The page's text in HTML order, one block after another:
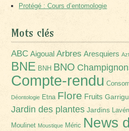
Protégé : Cours d’entomologie
Mots clés
ABC Aigoual Arbres Aresquiers
BNE BNH BNO
Compte-rendu
Déontologie Etna Flore Fruits
Jardin des plantes Jardins
Moulinet Moustique Méric News